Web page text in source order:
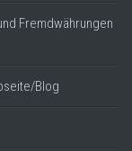
Fremdwährungen
Blog